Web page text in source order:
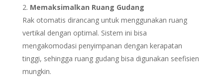
Memaksimalkan Ruang Gudang
Rak otomatis dirancang untuk menggunakan ruang
vertikal dengan optimal. Sistem ini bisa
mengakomodasi penyimpanan dengan kerapatan
tinggi, sehingga ruang gudang bisa digunakan seefisien
mungkin.